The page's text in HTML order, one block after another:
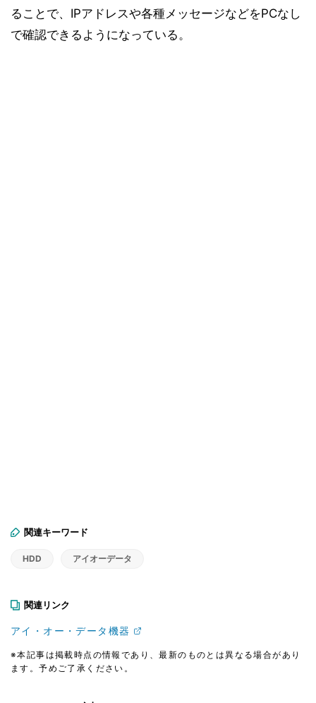
ることで、IPアドレスや各種メッセージなどをPCなし
で確認できるようになっている。
関連キーワード
HDD アイオーデータ
関連リンク
アイ・オー・データ機器
※本記事は掲載時点の情報であり、最新のものとは異なる場合があり
ます。予めご了承ください。